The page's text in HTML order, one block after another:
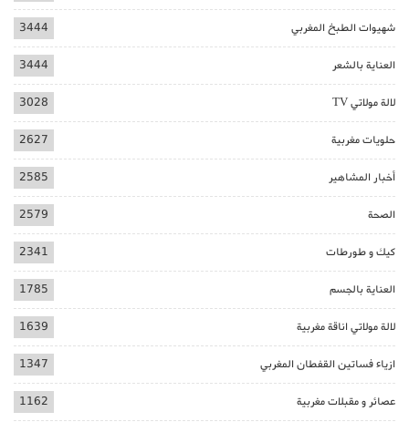
شهيوات الطبخ المغربي 3444
العناية بالشعر 3444
لالة مولاتي TV 3028
حلويات مغربية 2627
أخبار المشاهير 2585
الصحة 2579
كيك و طورطات 2341
العناية بالجسم 1785
لالة مولاتي اناقة مغربية 1639
ازياء فساتين القفطان المغربي 1347
عصائر و مقبلات مغربية 1162